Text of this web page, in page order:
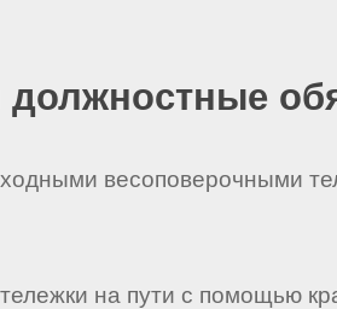
должностные
весоповерочными
на пути с помощью